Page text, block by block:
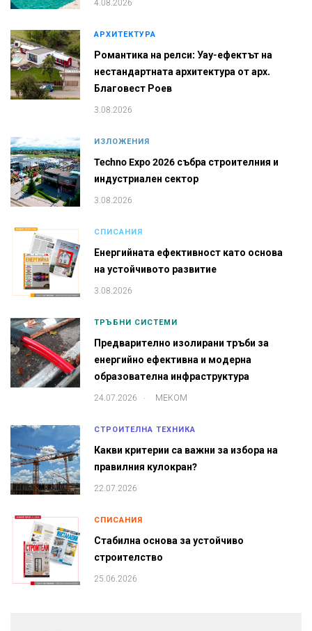
4.08.2026
АРХИТЕКТУРА
Романтика на релси: Уау-ефектът на
нестандартната архитектура от арх.
Благовест Роев
3.08.2026
ИЗЛОЖЕНИЯ
Techno Expo 2026 събра строителния и
индустриален сектор
3.08.2026
СПИСАНИЯ
Енергийната ефективност като основа
на устойчивото развитие
3.08.2026
ТРЪБНИ СИСТЕМИ
Предварително изолирани тръби за
енергийно ефективна и модерна
образователна инфраструктура
24.07.2026 . МЕКОМ
СТРОИТЕЛНА ТЕХНИКА
Какви критерии са важни за избора на
правилния кулокран?
22.07.2026
СПИСАНИЯ
Стабилна основа за устойчиво
строителство
25.06.2026